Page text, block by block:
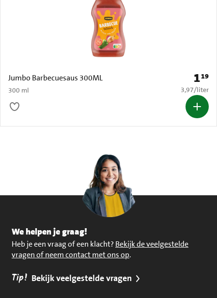
Jumbo Barbecuesaus 300ML
300 ml
Prijs:
119
€ 3,97 per
3,97/liter
We helpen je graag!
Heb je een vraag of een klacht? Bekijk de veelgestelde
vragen of neem contact met ons op.
Tip! Bekijk veelgestelde vragen